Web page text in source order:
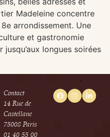
Madeleine concentre
arrondissement. Une
et gastronomie
longues soirées
Contact
14 Rue de
Castellane
75008 Paris
01 40 55 00